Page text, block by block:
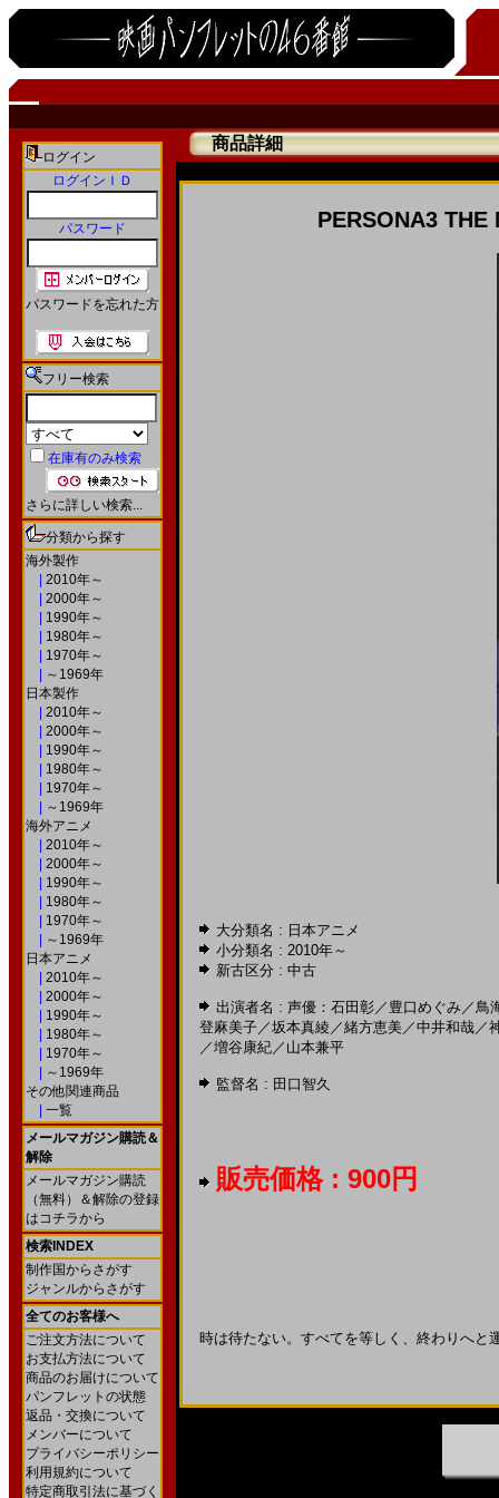
ログイン
ログインＩＤ
パスワード
パスワードを忘れた方
フリー検索
在庫有のみ検索
さらに詳しい検索...
分類から探す
海外製作
2010年～
2000年～
1990年～
1980年～
1970年～
～1969年
日本製作
2010年～
2000年～
1990年～
1980年～
1970年～
～1969年
海外アニメ
2010年～
2000年～
1990年～
1980年～
1970年～
～1969年
日本アニメ
2010年～
2000年～
1990年～
1980年～
1970年～
～1969年
その他関連商品
一覧
メールマガジン購読＆
解除
メールマガジン購読
（無料）＆解除の登録
はコチラから
検索INDEX
制作国からさがす
ジャンルからさがす
全てのお客様へ
ご注文方法について
お支払方法について
商品のお届けについて
パンフレットの状態
返品・交換について
メンバーについて
プライバシーポリシー
利用規約について
特定商取引法に基づく
商品詳細
PERSONA3
大分類名 : 日本アニメ
小分類名 : 2010年～
新古区分 : 中古
出演者名 : 声優：石田彰／ 豊口めぐみ／鳥
登麻美子／坂本真綾／緒方恵美／中井和哉／
／増谷康紀／ 山本兼平
監督名 : 田口智久
販売価格 : 900円
時は待たない。すべてを等しく、終わりへと